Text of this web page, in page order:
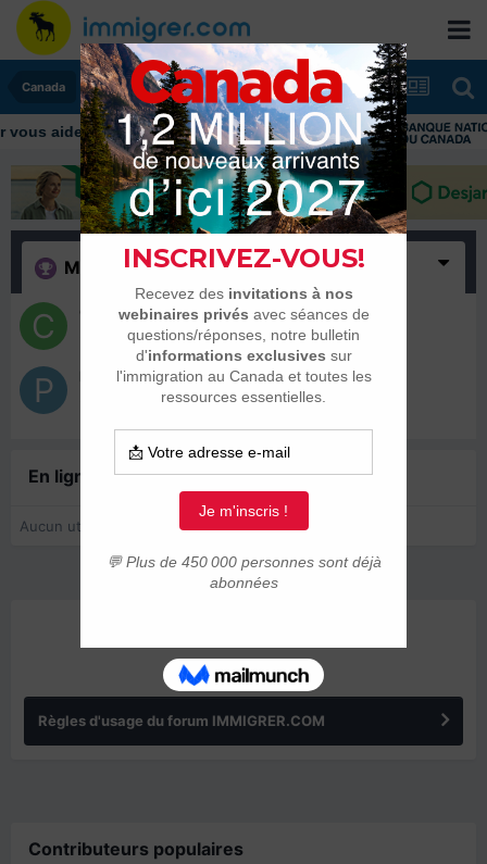
Canada
aider tout au long de votre transition
Merci (2)
Chocorelie
21 avril 2020
Poil2Chat
21 avril 2020
En ligne récemment0 membre est en ligne
Aucun utilisateur enregistré regarde cette page.
ANNONCES
Règles d'usage du forum IMMIGRER.COM
Contributeurs populaires